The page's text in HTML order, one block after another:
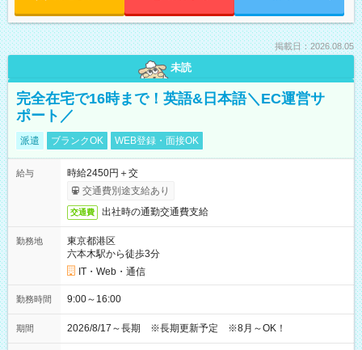
掲載日：2026.08.05
未読
完全在宅で16時まで！英語&日本語＼EC運営サ
ポート／
派遣 ブランクOK WEB登録・面接OK
給与
時給2450円＋交
交通費別途支給あり
交通費 出社時の通勤交通費支給
勤務地
東京都港区
六本木駅から徒歩3分
IT・Web・通信
勤務時間 9:00～16:00
期間 2026/8/17～長期 ※長期更新予定 ※8月～OK！